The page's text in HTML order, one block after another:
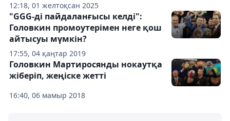
12:18, 01 желтоқсан 2025
17:55, 04 қаңтар 2019
"GGG-ді пайдаланғысы келді":
Головкин промоутерімен неге қош
айтысуы мүмкін?
16:40, 06 мамыр 2018
Головкин Мартиросянды нокаутқа
жіберіп, жеңіске жетті